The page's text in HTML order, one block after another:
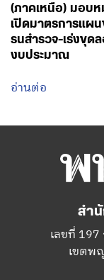
(ภาคเหนือ) มอบ
เปิดมาตรการแผ
รนสำรวจ-เร่งขุด
งบประมาณ
อ่านต่อ
สำ
เลขที่
เขตพ